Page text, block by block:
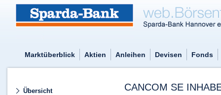
Marktüberblick Aktien Anleihen Devisen Fonds
Übersicht
CANCOM SE